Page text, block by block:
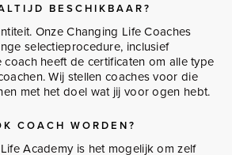
BESCHIKBAAR?
Onze Changing Life Coaches
selectieprocedure, inclusief
coach heeft de certificaten om alle type
Wij stellen coaches voor die
met het doel wat jij voor ogen hebt.
COACH WORDEN?
Academy is het mogelijk om zelf